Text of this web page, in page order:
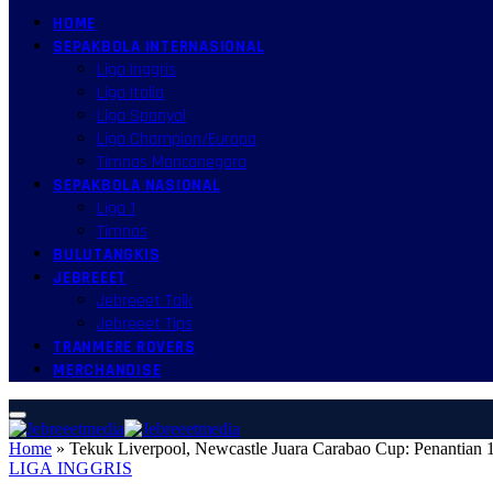
HOME
SEPAKBOLA INTERNASIONAL
Liga Inggris
Liga Italia
Liga Spanyol
Liga Champion/Europa
Timnas Mancanegara
SEPAKBOLA NASIONAL
Liga 1
Timnas
BULUTANGKIS
JEBREEET
Jebreeet Talk
Jebreeet Tips
TRANMERE ROVERS
MERCHANDISE
Home » Tekuk Liverpool, Newcastle Juara Carabao Cup: Penantian
LIGA INGGRIS